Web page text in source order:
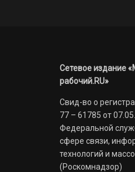
Сетевое издание
рабочий.RU»
Свид-во о
77 – 61785 от
Федеральной
сфере связи,
технологий и
(Роскомнадзор)